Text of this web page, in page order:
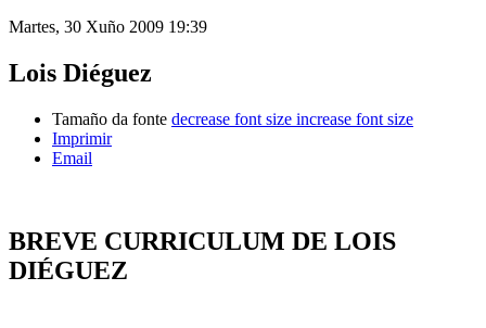
Martes, 30 Xuño 2009 19:39
Lois Diéguez
Tamaño da fonte decrease font size increase font size
Imprimir
Email
BREVE CURRICULUM DE LOIS
DIÉGUEZ